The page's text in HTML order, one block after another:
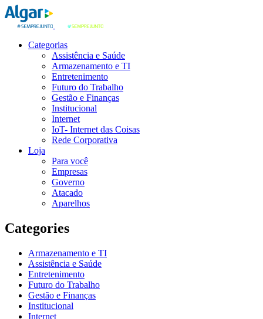
Categorias
Assistência e Saúde
Armazenamento e TI
Entretenimento
Futuro do Trabalho
Gestão e Finanças
Institucional
Internet
IoT- Internet das Coisas
Rede Corporativa
Loja
Para você
Empresas
Governo
Atacado
Aparelhos
Categories
Armazenamento e TI
Assistência e Saúde
Entretenimento
Futuro do Trabalho
Gestão e Finanças
Institucional
Internet